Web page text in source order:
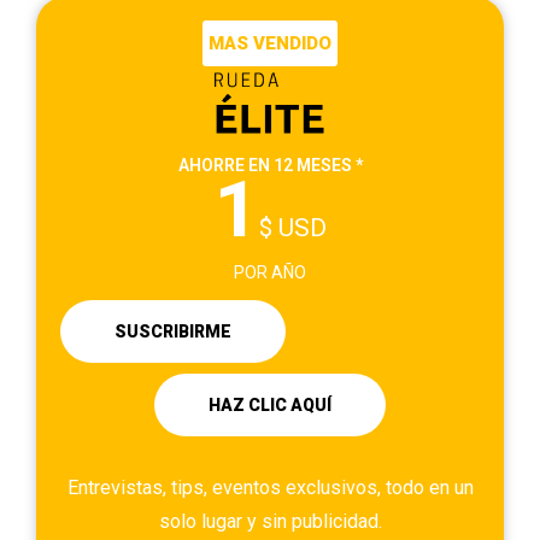
MAS VENDIDO
AHORRE EN 12 MESES *
1 $ USD
POR AÑO
SUSCRIBIRME
HAZ CLIC AQUÍ
Entrevistas, tips, eventos exclusivos, todo en un
solo lugar y sin publicidad.